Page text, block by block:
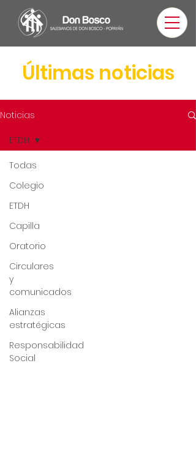
Últimas noticias
Noticias
Todas
Colegio
ETDH
Capilla
Oratorio
Circulares
y
comunicados
Alianzas
estratégicas
Responsabilidad
Social
ETDH